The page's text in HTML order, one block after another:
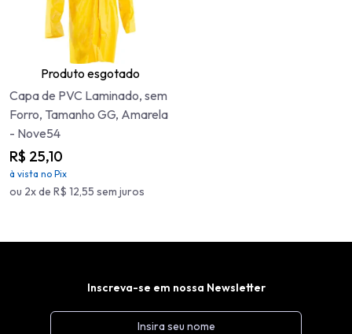
Produto esgotado
Capa de PVC Laminado, sem
Forro, Tamanho GG, Amarela
- Nove54
R$ 25,10
à vista no Pix
ou 2x de R$ 12,55 sem juros
Inscreva-se em nossa Newsletter